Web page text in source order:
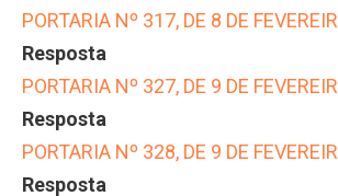
PORTARIA Nº 317, DE 8 DE
Resposta
PORTARIA Nº 327, DE 9 DE
Resposta
PORTARIA Nº 328, DE 9 DE
Resposta